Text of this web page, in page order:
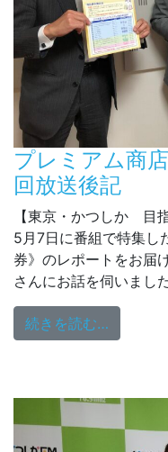
プレミアム商
回放送後記
【東京・かつしか 目
5月7日に番組で特集し
券》のレポートをお届
さんにお話を伺いまし
続きを読む…